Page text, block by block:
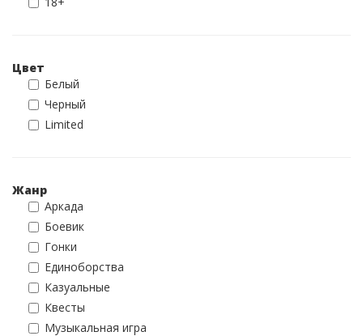
Цвет
Белый
Черный
Limited
Жанр
Аркада
Боевик
Гонки
Единоборства
Казуальные
Квесты
Музыкальная игра